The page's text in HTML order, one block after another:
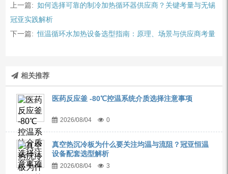
上一篇: 如何选择可靠的制冷加热循环器供应商？关键考量与无锡
冠亚实践解析
下一篇: 恒温循环水加热设备选型指南：原理、场景与供应商考量
相关推荐
医药反应釜 -80℃控温系统介质选择注意事项
2026/08/04 0
真空热沉冷板为什么要关注均温与流阻？冠亚恒温
设备配套选型解析
2026/08/04 3